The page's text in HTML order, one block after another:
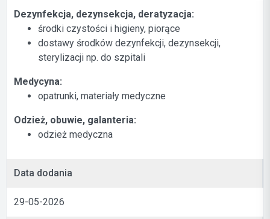
Dezynfekcja, dezynsekcja, deratyzacja:
środki czystości i higieny, piorące
dostawy środków dezynfekcji, dezynsekcji,
sterylizacji np. do szpitali
Medycyna:
opatrunki, materiały medyczne
Odzież, obuwie, galanteria:
odzież medyczna
Data dodania
29-05-2026